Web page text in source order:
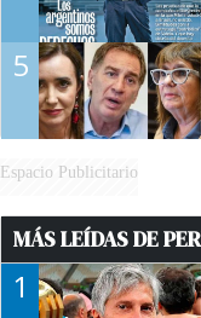
5
Espacio Publicitario
MÁS LEÍDAS DE
1